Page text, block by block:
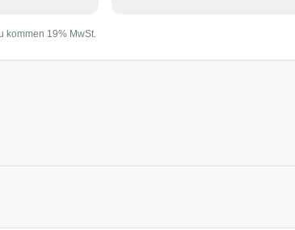
kommen 19% MwSt.